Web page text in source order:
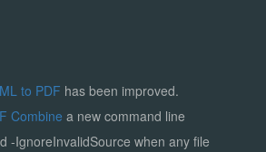
to PDF has been improved.
Combine a new command line
-IgnoreInvalidSource when any file